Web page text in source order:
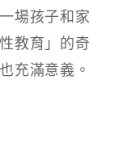
場孩子和家
教育」的奇
充滿意義。